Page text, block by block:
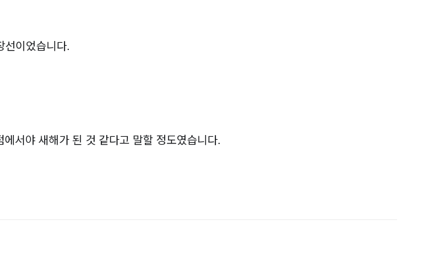
선이었습니다.
서야 새해가 된 것 같다고 말할 정도였습니다.